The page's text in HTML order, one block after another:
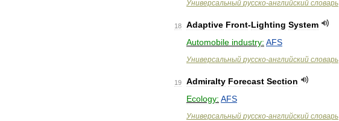
Универсальный русско-английский словарь
18 Adaptive Front-Lighting System
Automobile industry: AFS
Универсальный русско-английский словарь
19 Admiralty Forecast Section
Ecology: AFS
Универсальный русско-английский словарь